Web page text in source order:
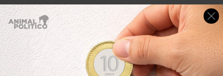
De igual forma, la comisionada presidente del Ifai llamó a
dar pasos fundamentales para la urgente construcción de
una auténtica
política de Estado en materia de
transparencia y rendición de cuentas.